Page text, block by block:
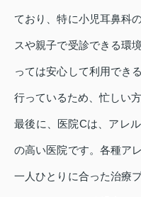
ており、特に小児耳鼻科
スや親子で受診できる環
っては安心して利用でき
行っているため、忙しい
最後に、医院Cは、アレ
の高い医院です。各種ア
一人ひとりに合った治療